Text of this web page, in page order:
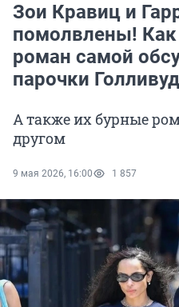
Зои Кравиц и
помолвлены! Как
роман самой
парочки
А также их бурные
другом
9 мая 2026, 16:00 1 857